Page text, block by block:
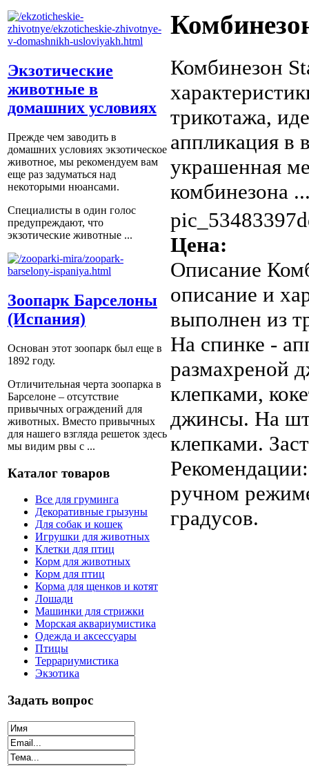
Экзотические
животные в
домашних условиях
Прежде чем заводить в
домашних условиях экзотическое
животное, мы рекомендуем вам
еще раз задуматься над
некоторыми нюансами.
Специалисты в один голос
предупреждают, что
экзотические животные ...
Зоопарк Барселоны
(Испания)
Основан этот зоопарк был еще в
1892 году.
Отличительная черта зоопарка в
Барселоне – отсутствие
привычных ограждений для
животных. Вместо привычных
для нашего взгляда решеток здесь
мы видим рвы с ...
Каталог товаров
Все для груминга
Декоративные грызуны
Для собак и кошек
Игрушки для животных
Клетки для птиц
Корм для животных
Корм для птиц
Корма для щенков и котят
Лошади
Машинки для стрижки
Морская аквариумистика
Одежда и аксессуары
Птицы
Террариумистика
Экзотика
Задать вопрос
Комбинезон
трикотажа,
аппликация в
украшенная
комбинезона
Цена:
Описание
описание и
выполнен из
На спинке -
размахреной
клепками,
джинсы. На
клепками.
ручном
градусов.